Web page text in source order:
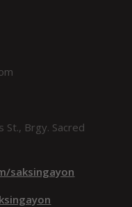
St., Brgy. Sacred
saksingayon